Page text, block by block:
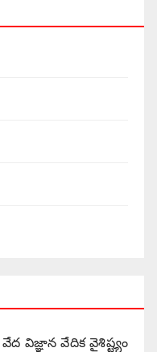
వేద విజ్ఞాన వేదిక వైశిష్ట్యం